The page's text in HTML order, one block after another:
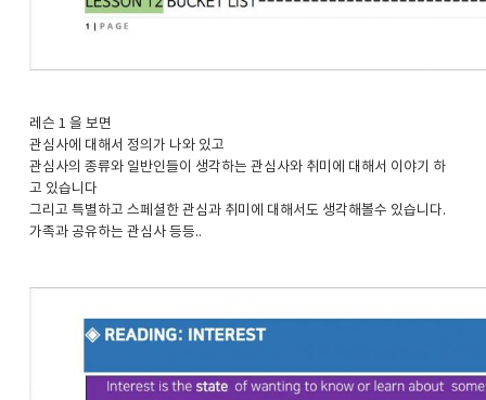
레슨 1 을 보면
관심사에 대해서 정의가 나와 있고
관심사의 종류와 일반인들이 생각하는 관심사와 취미에 대해서 이야기 하
고 있습니다
그리고 특별하고 스페셜한 관심과 취미에 대해서도 생각해볼수 있습니다.
가족과 공유하는 관심사 등등..